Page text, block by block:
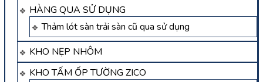
HÀNG QUA SỬ DỤNG
Thảm lót sàn trải sàn cũ qua sử dụng
KHO NẸP NHÔM
KHO TẤM ỐP TƯỜNG ZICO